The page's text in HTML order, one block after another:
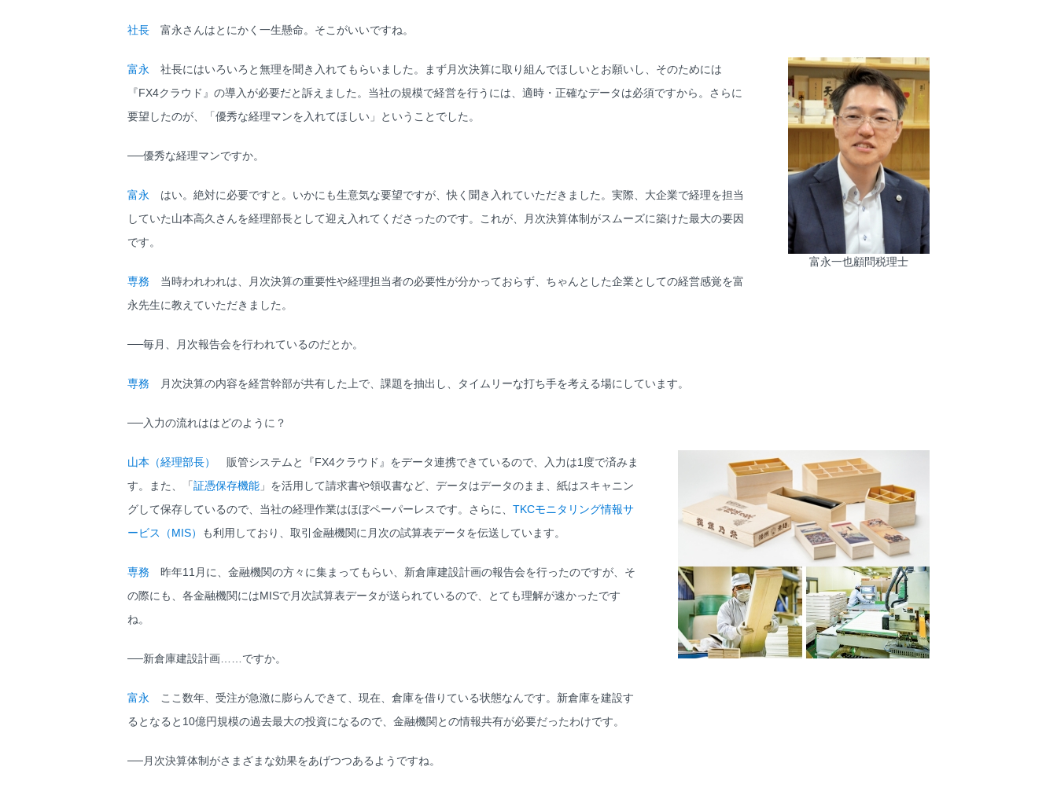
社長 富永さんはとにかく一生懸命。そこがいいですね。
富永一也顧問税理士
富永
社長にはいろいろと無理を聞き入れてもらいました。まず月次決算に取り組んでほしいとお願いし、そのためには
『FX4クラウド』の導入が必要だと訴えました。当社の規模で経営を行うには、適時・正確なデータは必須ですから。さらに
要望したのが、「優秀な経理マンを入れてほしい」ということでした。
──優秀な経理マンですか。
富永
はい。絶対に必要ですと。いかにも生意気な要望ですが、快く聞き入れていただきました。実際、大企業で経理を担当
していた山本高久さんを経理部長として迎え入れてくださったのです。これが、月次決算体制がスムーズに築けた最大の要因
です。
専務 当時われわれは、月次決算の重要性や経理担当者の必要性が分かっておらず、ちゃんとした企業としての経営感覚を富
永先生に教えていただきました。
──毎月、月次報告会を行われているのだとか。
専務 月次決算の内容を経営幹部が共有した上で、課題を抽出し、タイムリーな打ち手を考える場にしています。
──入力の流れははどのように？
山本（経理部長）
販管システムと『FX4クラウド』をデータ連携できているので、入力は1度で済みま
す。また、「証憑保存機能 」を活用して請求書や領収書など、データはデータのまま、紙はスキャニン
グして保存しているので、当社の経理作業はほぼペーパーレスです。さらに、 TKCモニタリング情報サ
ービス（MIS）
も利用しており、取引金融機関に月次の試算表データを伝送しています。
専務 昨年11月に、金融機関の方々に集まってもらい、新倉庫建設計画の報告会を行ったのですが、そ
の際にも、各金融機関にはMISで月次試算表データが送られているので、とても理解が速かったです
ね。
──新倉庫建設計画……ですか。
富永
ここ数年、受注が急激に膨らんできて、現在、倉庫を借りている状態なんです。新倉庫を建設す
るとなると10億円規模の過去最大の投資になるので、金融機関との情報共有が必要だったわけです。
──月次決算体制がさまざまな効果をあげつつあるようですね。